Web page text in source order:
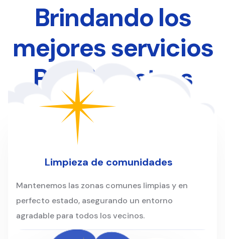
Brindando los
mejores servicios
Para Nuestros
Clientes
Limpieza de comunidades
Mantenemos las zonas comunes limpias y en
perfecto estado, asegurando un entorno
agradable para todos los vecinos.